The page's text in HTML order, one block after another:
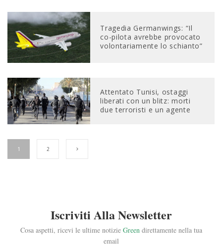
Tragedia Germanwings: “Il
co-pilota avrebbe provocato
volontariamente lo schianto”
Attentato Tunisi, ostaggi
liberati con un blitz: morti
due terroristi e un agente
1 2
Iscriviti Alla Newsletter
Cosa aspetti, ricevi le ultime notizie Green direttamente nella tua
email